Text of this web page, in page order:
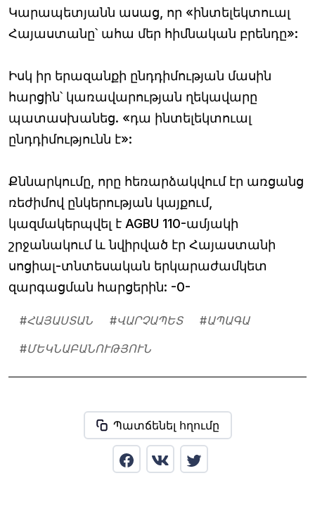
Կարապետյանն ասաց, որ «ինտելեկտուալ
Հայաստանը՝ ահա մեր հիմնական բրենդը»:
Իսկ իր երազանքի ընդդիմության մասին
հարցին՝ կառավարության ղեկավարը
պատասխանեց. «դա ինտելեկտուալ
ընդդիմությունն է»:
Քննարկումը, որը հեռարձակվում էր առցանց
ռեժիմով ընկերության կայքում,
կազմակերպվել է AGBU 110-ամյակի
շրջանակում և նվիրված էր Հայաստանի
սոցիալ-տնտեսական երկարաժամկետ
զարգացման հարցերին: -0-
#ՀԱՅԱՍՏԱՆ #ՎԱՐՉԱՊԵՏ #ԱՊԱԳԱ
#ՄԵԿՆԱԲԱՆՈՒԹՅՈՒՆ
Պատճենել հղումը